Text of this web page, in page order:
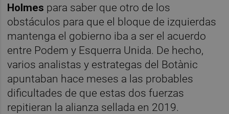
Holmes para saber que otro de los
obstáculos para que el bloque de izquierdas
mantenga el gobierno iba a ser el acuerdo
entre Podem y Esquerra Unida. De hecho,
varios analistas y estrategas del Botànic
apuntaban hace meses a las probables
dificultades de que estas dos fuerzas
repitieran la alianza sellada en 2019.